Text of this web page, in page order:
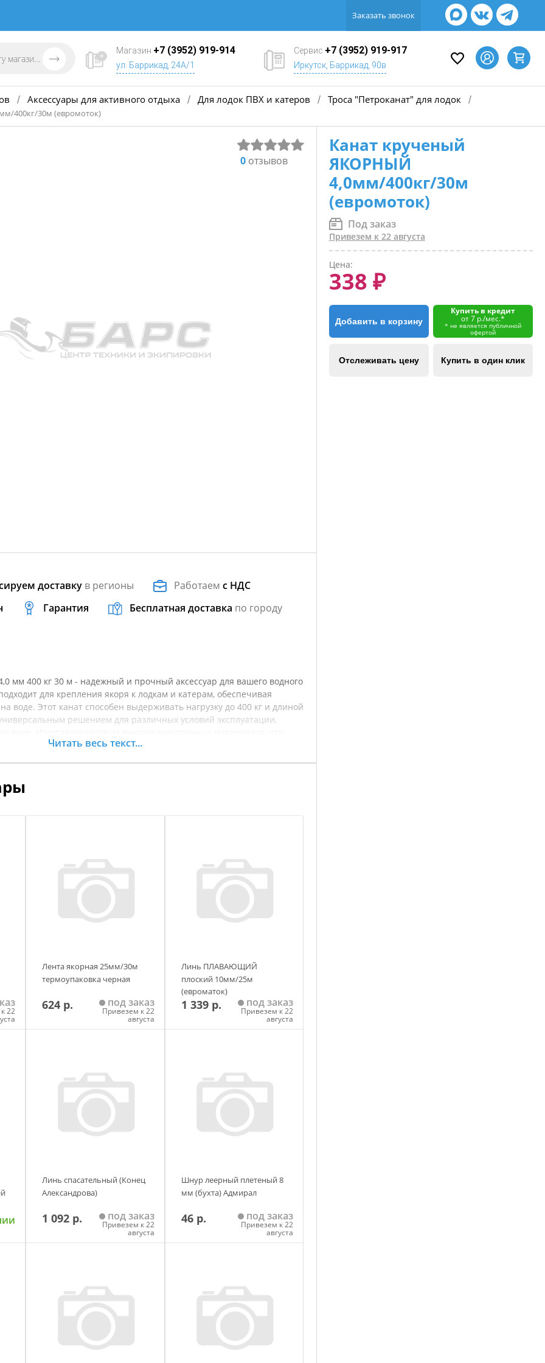
Заказать звонок
Магазин +7 (3952) 919-914
ул. Баррикад, 24А/1
Сервис +7 (3952) 919-917
Иркутск, Баррикад, 90в
/ Аксессуары для активного отдыха / Для лодок ПВХ и катеров / Троса "Петроканат" для лодок /
400кг/30м (евромоток)
0отзывов
доставку в регионы Работаемс НДС
Гарантия Бесплатная доставка по городу
мм 400 кг 30 м - надежный и прочный аксессуар для вашего водного
для крепления якоря к лодкам и катерам, обеспечивая
воде. Этот канат способен выдерживать нагрузку до 400 кг и длиной
решением для различных условий эксплуатации,
и стойкость к воздействию влаги и ультрафиолетовых лучей.
товара.
Читать весь текст...
22
Лента якорная 25мм/30м
термоупаковка черная
624 р. под заказ
Привезем к 22
августа
Линь ПЛАВАЮЩИЙ
плоский 10мм/25м
(евроматок)
1 339 р. под заказ
Привезем к 22
августа
Линь спасательный (Конец
Александрова)
1 092 р. под заказ
Привезем к 22
августа
Шнур леерный плетеный 8
мм (бухта) Адмирал
46 р. под заказ
Привезем к 22
августа
Канат крученый
ЯКОРНЫЙ
4,0мм/400кг/30м
(евромоток)
Под заказ
Привезем к 22 августа
Цена:
338 ₽
Добавить в корзину
Купить в кредит
от 7 р./мес.*
* не является публичной
офертой
Отслеживать цену Купить в один клик